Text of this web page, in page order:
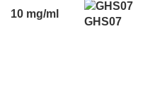
10 mg/ml
GHS07